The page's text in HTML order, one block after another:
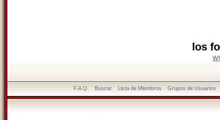
los
F.A.Q. Buscar Lista de Miembros Grupos de Usuarios